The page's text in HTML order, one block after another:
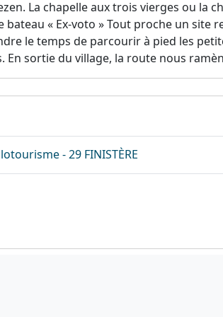
La chapelle aux trois vierges ou la
« Ex-voto » Tout proche un site
le temps de parcourir à pied les
sortie du village, la route nous
- 29 FINISTÈRE